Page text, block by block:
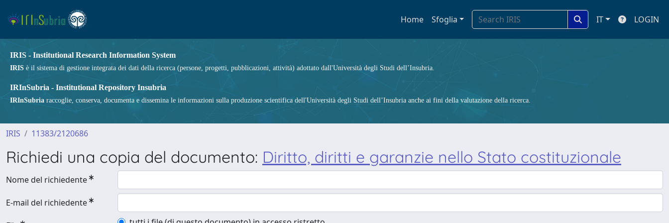
Home Sfoglia IT LOGIN
IRIS - Institutional Research Information System
IRIS è il sistema di gestione integrata dei dati della ricerca (persone, progetti, pubblicazioni, attività) adottato dall'Università degli Studi dell’Insubria.
IRInSubria - Institutional Repository Insubria
IRInSubria raccoglie, conserva, documenta e dissemina le informazioni sulla produzione scientifica dell'Università degli Studi dell’Insubria anche ai fini della valutazione della ricerca.
IRIS 11383/2120686
Richiedi una copia del documento: Diritto, diritti e garanzie nello Stato costituzionale
Nome del richiedente
E-mail del richiedente